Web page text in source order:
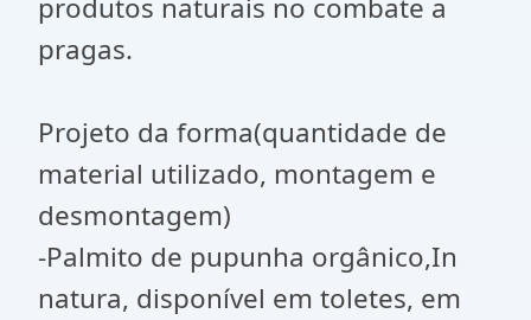
produtos naturais no combate a
pragas.
Projeto da forma(quantidade de
material utilizado, montagem e
desmontagem)
-Palmito de pupunha orgânico,In
natura, disponível em toletes, em